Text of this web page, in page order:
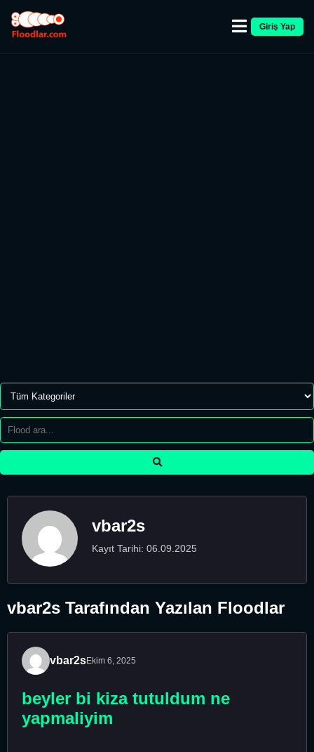
Giriş Yap
vbar2s
Kayıt Tarihi: 06.09.2025
vbar2s Tarafından Yazılan Floodlar
vbar2sEkim 6, 2025
beyler bi kiza tutuldum ne
yapmaliyim